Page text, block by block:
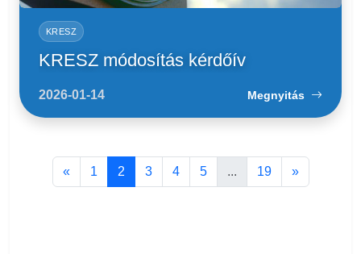
KRESZ
KRESZ módosítás kérdőív
2026-01-14 Megnyitás
« 1 2 3 4 5 ... 19 »